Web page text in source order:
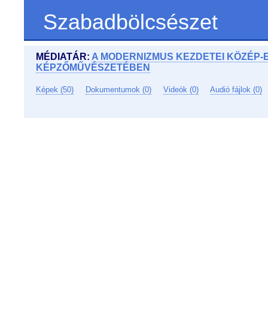
Szabadbölcsészet
MÉDIATÁR: A MODERNIZMUS KEZDETEI KÖZÉP-
KÉPZŐMŰVÉSZETÉBEN
Képek (50) Dokumentumok (0) Videók (0) Audió fájlok (0)